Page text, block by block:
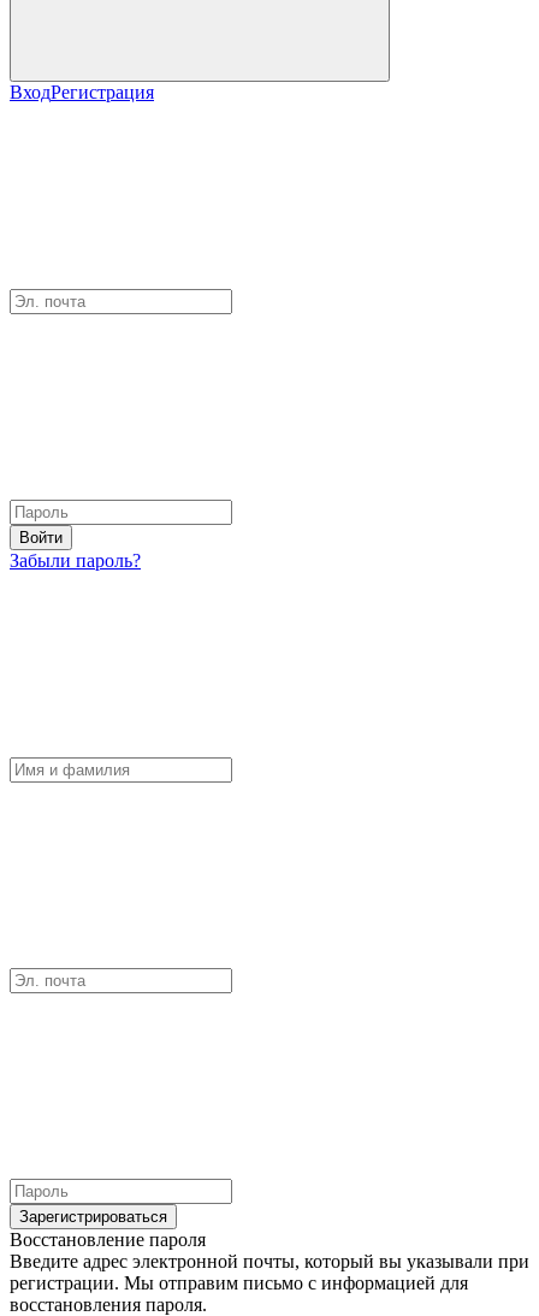
ВходРегистрация
Войти
Забыли пароль?
Зарегистрироваться
Восстановление пароля
Введите адрес электронной почты, который вы указывали при
регистрации. Мы отправим письмо с информацией для
восстановления пароля.